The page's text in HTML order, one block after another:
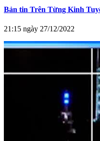
Bản tin Trên Từng Kinh
21:15 ngày 27/12/2022